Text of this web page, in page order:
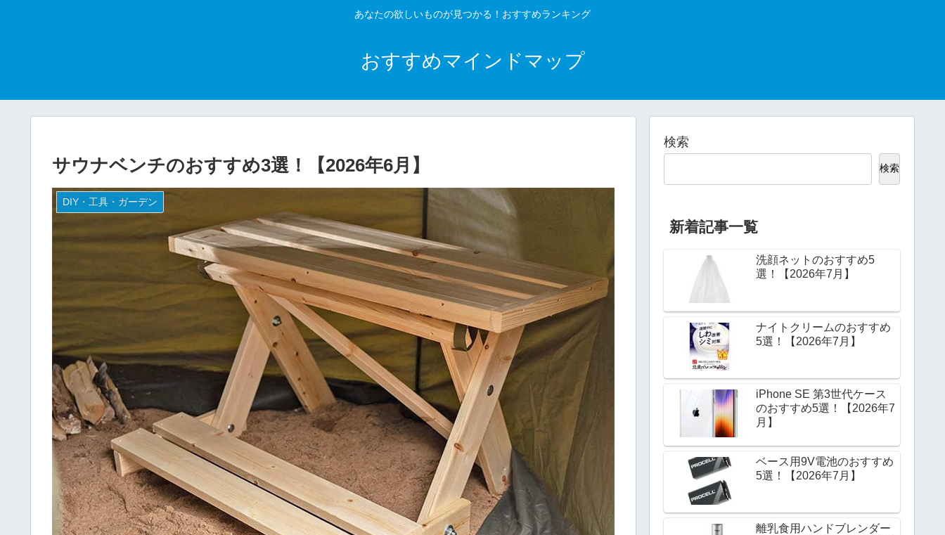
あなたの欲しいものが見つかる！おすすめランキング
おすすめマインドマップ
サウナベンチのおすすめ3選！【2026年6月】
DIY・工具・ガーデン
検索
検索
新着記事一覧
洗顔ネットのおすすめ5
選！【2026年7月】
ナイトクリームのおすすめ
5選！【2026年7月】
iPhone SE 第3世代ケース
のおすすめ5選！【2026年7
月】
ベース用9V電池のおすすめ
5選！【2026年7月】
離乳食用ハンドブレンダー